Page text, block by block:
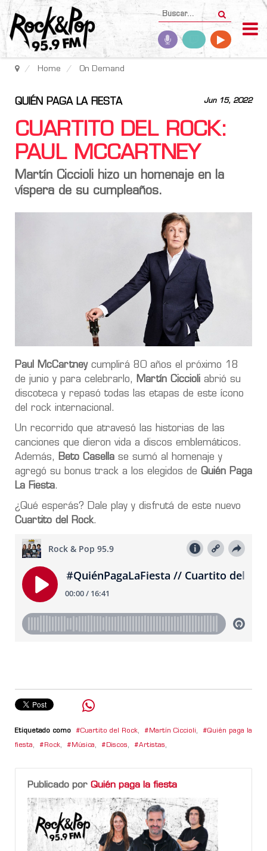
Home On Demand
Jun 15, 2022
QUIÉN PAGA LA FIESTA
CUARTITO DEL ROCK:
PAUL MCCARTNEY
Martín Ciccioli hizo un homenaje en la
víspera de su cumpleaños.
Paul McCartneycumplirá 80 años el próximo 18
de junio y para celebrarlo,
Martín Ciccioli abrió su
discoteca y repasó todas las etapas de este ícono
del rock internacional.
Un recorrido que atravesó las historias de las
canciones que dieron vida a discos emblemáticos.
Además,
Beto Casella se sumó al homenaje y
agregó su bonus track a los elegidos de Quién Paga
La Fiesta.
¿Qué esperás? Dale play y disfrutá de este nuevo
Cuartito del Rock.
Etiquetado como Cuartito del Rock, Martín Ciccioli, Quién paga la
fiesta, Rock, Música, Discos, Artistas,
Publicado por Quién paga la fiesta